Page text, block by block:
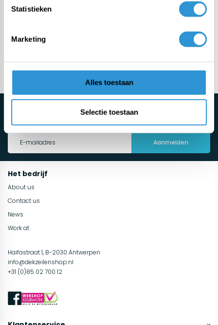
Statistieken
Marketing
Alles toestaan
Selectie toestaan
Meer categorieën
Schrijf je direct in voor de nieuwsbrief
Maak automatisch kans en blijf op de hoogte van de nieuwste
tuininspiratie, onderhoudsadvies en acties!
Aanmelden
Het bedrijf
About us
Contact us
News
Work at
Haifastraat 1, B-2030 Antwerpen
info@dekzeilenshop.nl
+31 (0)85 02 700 12